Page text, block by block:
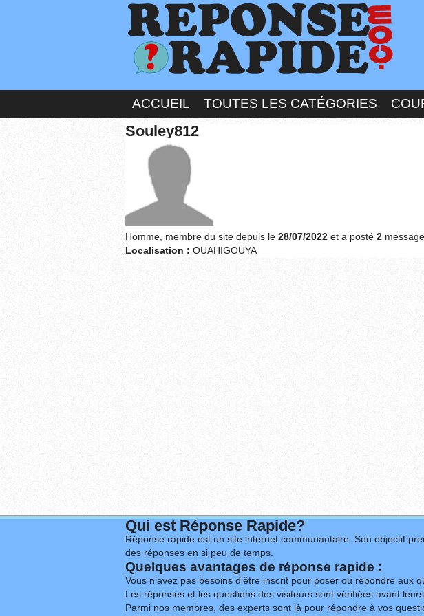
ACCUEIL TOUTES LES CATÉGORIES
Souley812
Homme, membre du site depuis le 28/07/2022 et a posté 2
Localisation : OUAHIGOUYA
Qui est Réponse Rapide?
Réponse rapide est un site internet communautaire. Son objectif
des réponses en si peu de temps.
Quelques avantages de réponse rapide :
Vous n’avez pas besoins d’être inscrit pour poser ou répondre aux
Les réponses et les questions des visiteurs sont vérifiées avant
Parmi nos membres, des experts sont là pour répondre à vos